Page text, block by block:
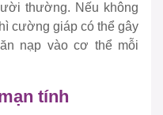
thường. Nếu không
cường giáp có thể gây
nạp vào cơ thể mỗi
tính